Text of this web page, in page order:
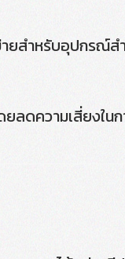
ยสำหรับอุปกรณ์
ลดความเสี่ยงใน